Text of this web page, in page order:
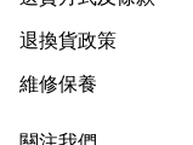
退換貨政策
維修保養